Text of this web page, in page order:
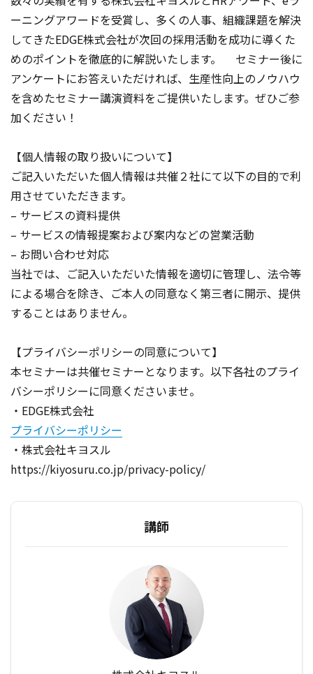
ーニングアワードを受賞し、多くの人事、組織課題を解決
してきたEDGE株式会社が次回の採用活動を成功に導くた
めのポイントを徹底的に解説いたします。 セミナー後に
アンケートにお答えいただければ、生産性向上のノウハウ
を含めたセミナー講演資料をご提供いたします。ぜひご参
加ください！
【個人情報の取り扱いについて】
ご記入いただいた個人情報は共催２社にて以下の目的で利
用させていただきます。
– サービスの資料提供
– サービスの情報提案および案内などの営業活動
– お問い合わせ対応
当社では、ご記入いただいた情報を適切に管理し、法令等
による場合を除き、ご本人の同意なく第三者に開示、提供
することはありません。
【プライバシーポリシーの同意について】
本セミナーは共催セミナーとなります。以下各社のプライ
バシーポリシーに同意くださいませ。
・EDGE株式会社
プライバシーポリシー
・株式会社キヨスル
https://kiyosuru.co.jp/privacy-policy/
講師